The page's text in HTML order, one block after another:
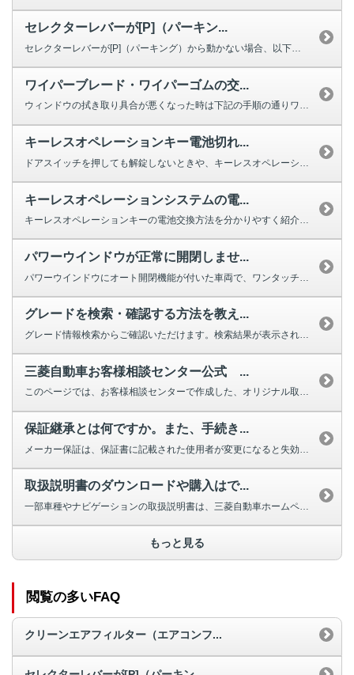
セレクターレバーが[P]（パーキン...
セレクターレバーが[P]（パーキング）から動かない場合、以下を確認してくだ...
ワイパーブレード・ワイパーゴムの交...
ウィンドウの拭き取り具合が悪くなった時は下記の手順の通りワイパーの交換をし...
キーレスオペレーションキー電池切れ...
ドアスイッチを押しても解錠しないときや、キーレスオペレーションキーのボタン...
キーレスオペレーションシステムの電...
キーレスオペレーションキーの電池交換方法を分かりやすく紹介する動画をご用意...
パワーウインドウが正常に開閉しませ...
グレードを検索・確認する方法を教え...
グレード情報検索からご確認いただけます。検索結果が表示されない場合は、お手...
三菱自動車お客様相談センター公式 ...
このページでは、お客様相談センターで作成した、オリジナル取扱説明動画を掲載...
保証継承とは何ですか。また、手続き...
取扱説明書のダウンロードや購入はで...
一部車種やナビゲーションの取扱説明書は、三菱自動車ホームページよりダウンロ...
もっと見る
閲覧の多いFAQ
クリーンエアフィルター（エアコンフ...